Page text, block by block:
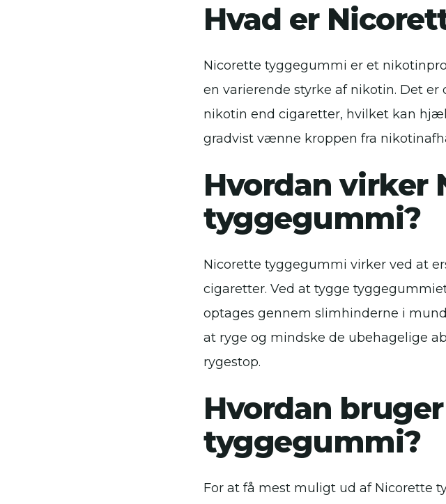
Hvad er
Nicorette tyggegummi er et
en varierende styrke af nikotin. Det
nikotin end cigaretter, hvilket kan
gradvist vænne kroppen fra
Hvordan virker
tyggegummi?
Nicorette tyggegummi virker ved at
cigaretter. Ved at tygge
optages gennem slimhinderne i
at ryge og mindske de ubehagelige
rygestop.
Hvordan
tyggegummi?
For at få mest muligt ud af Nicorette